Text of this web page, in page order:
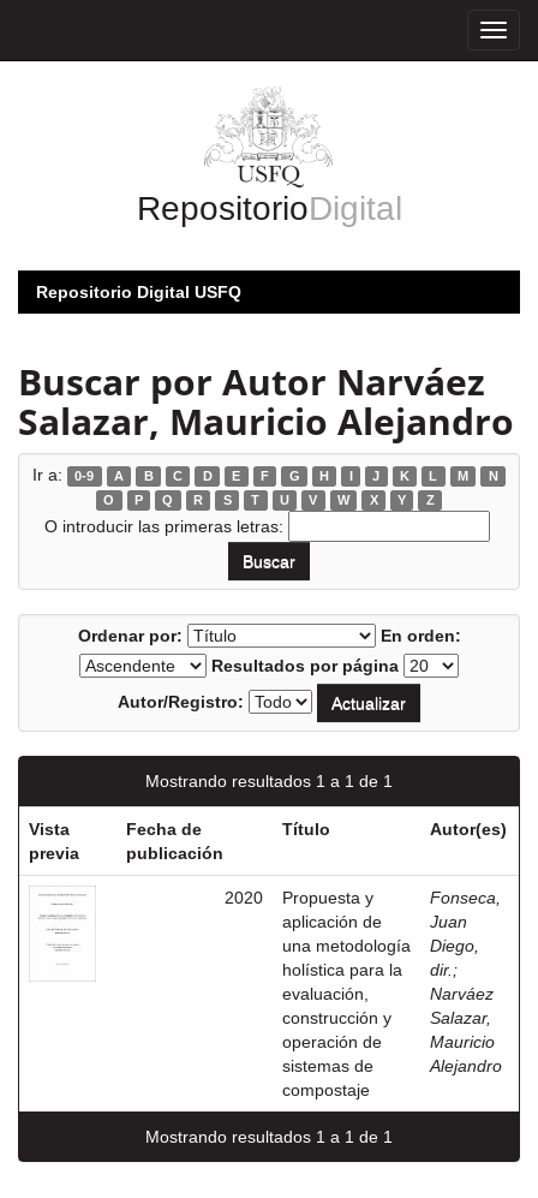
RepositorioDigital
Repositorio Digital USFQ
Buscar por Autor Narváez
Salazar, Mauricio Alejandro
Ir a: 0-9 A B C D E F G H I J K L M
N
O
P Q R S T U V W X Y Z
O introducir las primeras letras:
Ordenar por:
En orden:
Resultados por página
Autor/Registro:
Mostrando resultados 1 a 1 de 1
Vista
previa
Fecha de
publicación
Título Autor(es)
2020
Propuesta y
aplicación de
una metodología
holística para la
evaluación,
construcción y
operación de
sistemas de
compostaje
Fonseca,
Juan
Diego,
dir. ;
Narváez
Salazar,
Mauricio
Alejandro
Mostrando resultados 1 a 1 de 1